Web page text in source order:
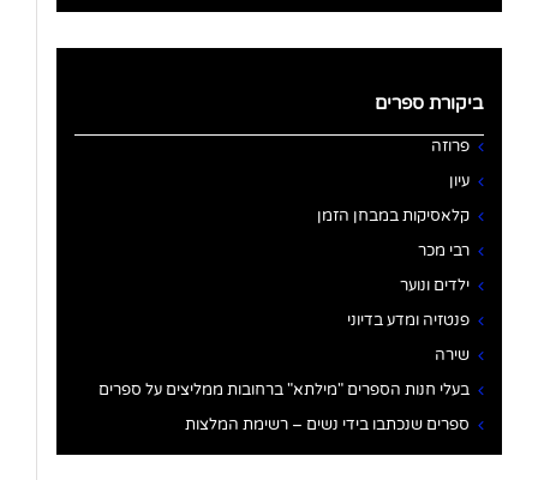
ביקורת ספרים
פרוזה
עיון
קלאסיקות במבחן הזמן
רבי מכר
ילדים ונוער
פנטזיה ומדע בדיוני
שירה
בעלי חנות הספרים "מילתא" ברחובות ממליצים על ספרים
ספרים שנכתבו בידי נשים – רשימת המלצות